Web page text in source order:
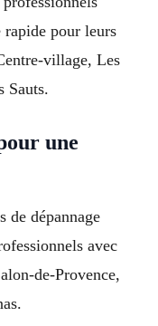
rapide pour leurs
village, Les
Sauts.
une
de dépannage
avec
de-Provence,